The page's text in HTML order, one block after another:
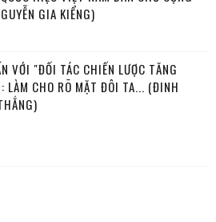
GIA KIỂNG)
VỚI "ĐỐI TÁC CHIẾN LƯỢC TĂNG
LÀM CHO RÕ MẶT ĐÔI TA... (ĐINH